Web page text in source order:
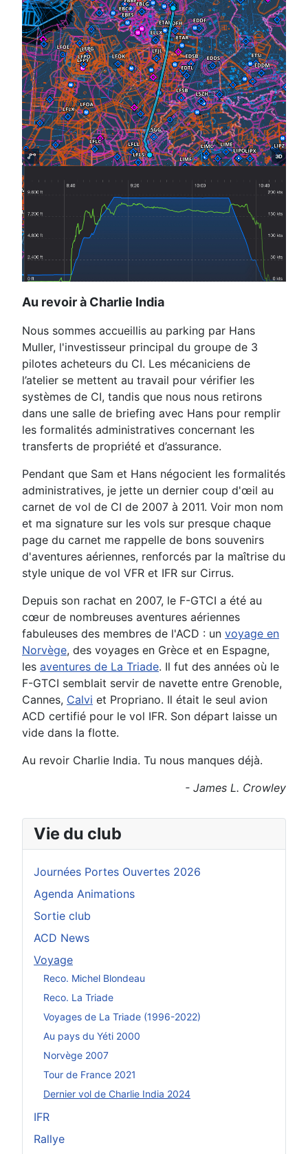
Vie du club
Journées Portes Ouvertes 2026
Agenda Animations
Sortie club
ACD News
Voyage
Reco. Michel Blondeau
Reco. La Triade
Voyages de La Triade (1996-2022)
Au pays du Yéti 2000
Norvège 2007
Tour de France 2021
Dernier vol de Charlie India 2024
IFR
Rallye
Au revoir à Charlie India
Nous sommes accueillis au parking par Hans
Muller, l'investisseur principal du groupe de 3
pilotes acheteurs du CI. Les mécaniciens de
l’atelier se mettent au travail pour vérifier les
systèmes de CI, tandis que nous nous retirons
dans une salle de briefing avec Hans pour remplir
les formalités administratives concernant les
transferts de propriété et d’assurance.
Pendant que Sam et Hans négocient les formalités
administratives, je jette un dernier coup d'œil au
carnet de vol de CI de 2007 à 2011. Voir mon nom
et ma signature sur les vols sur presque chaque
page du carnet me rappelle de bons souvenirs
d'aventures aériennes, renforcés par la maîtrise du
style unique de vol VFR et IFR sur Cirrus.
Depuis son rachat en 2007, le F-GTCI a été au
cœur de nombreuses aventures aériennes
fabuleuses des membres de l'ACD : un voyage en
Norvège, des voyages en Grèce et en Espagne,
les aventures de La Triade. Il fut des années où le
F-GTCI semblait servir de navette entre Grenoble,
Cannes, Calvi et Propriano. Il était le seul avion
ACD certifié pour le vol IFR. Son départ laisse un
vide dans la flotte.
Au revoir Charlie India. Tu nous manques déjà.
- James L. Crowley